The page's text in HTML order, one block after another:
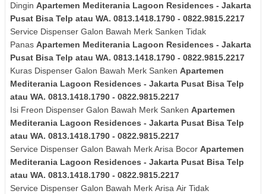
Dingin Apartemen Mediterania Lagoon Residences - Jakarta
Pusat Bisa Telp atau WA. 0813.1418.1790 - 0822.9815.2217
Service Dispenser Galon Bawah Merk Sanken Tidak
Panas Apartemen Mediterania Lagoon Residences - Jakarta
Pusat Bisa Telp atau WA. 0813.1418.1790 - 0822.9815.2217
Kuras Dispenser Galon Bawah Merk Sanken Apartemen
Mediterania Lagoon Residences - Jakarta Pusat Bisa Telp
atau WA. 0813.1418.1790 - 0822.9815.2217
Isi Freon Dispenser Galon Bawah Merk Sanken Apartemen
Mediterania Lagoon Residences - Jakarta Pusat Bisa Telp
atau WA. 0813.1418.1790 - 0822.9815.2217
Service Dispenser Galon Bawah Merk Arisa Bocor Apartemen
Mediterania Lagoon Residences - Jakarta Pusat Bisa Telp
atau WA. 0813.1418.1790 - 0822.9815.2217
Service Dispenser Galon Bawah Merk Arisa Air Tidak